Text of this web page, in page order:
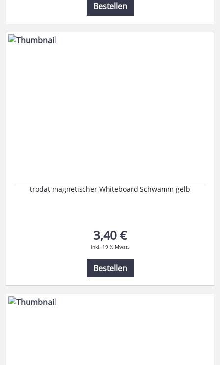
Bestellen
trodat magnetischer Whiteboard Schwamm gelb
3,40 €
inkl. 19 % Mwst.
Bestellen